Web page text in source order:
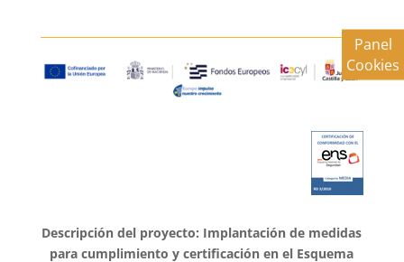
Descripción del proyecto: Implantación de medidas
para cumplimiento y certificación en el Esquema
Panel
Cookies